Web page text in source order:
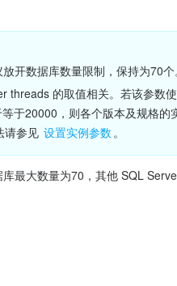
开数据库数量限制，保持为70个
threads 的取值相关。若该参数
于20000，则各个版本及规格的
请参见 设置实例参数 。
最大数量为70，其他 SQL